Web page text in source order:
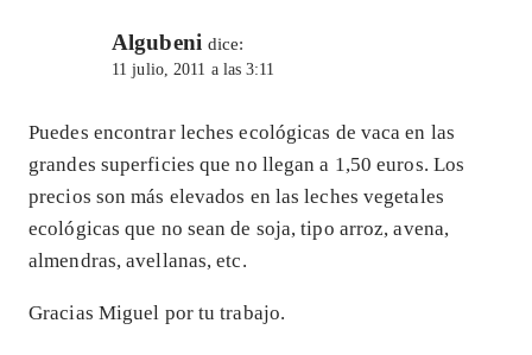
Algubeni dice:
11 julio, 2011 a las 3:11
Puedes encontrar leches ecológicas de vaca en las
grandes superficies que no llegan a 1,50 euros. Los
precios son más elevados en las leches vegetales
ecológicas que no sean de soja, tipo arroz, avena,
almendras, avellanas, etc.
Gracias Miguel por tu trabajo.